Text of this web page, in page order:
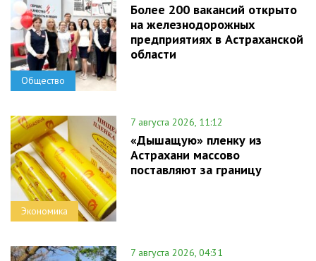
Общество
Более 200 вакансий открыто
на железнодорожных
предприятиях в Астраханской
области
Экономика
7 августа 2026, 11:12
«Дышащую» пленку из
Астрахани массово
поставляют за границу
7 августа 2026, 04:31